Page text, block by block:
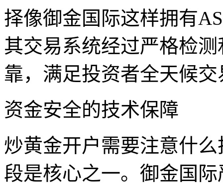
择像御金国际这样拥有
其交易系统经过严格检
靠，满足投资者全天候
资金安全的技术保障
炒黄金开户需要注意什
段是核心之一。御金国